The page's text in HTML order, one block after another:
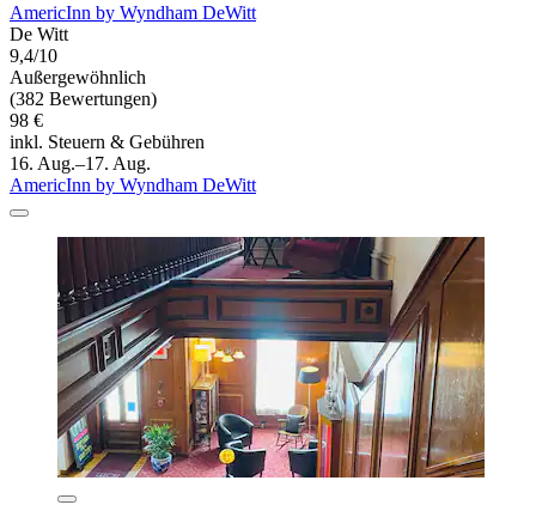
AmericInn by Wyndham DeWitt
De Witt
9,4/10
Außergewöhnlich
(382 Bewertungen)
98 €
inkl. Steuern & Gebühren
16. Aug.–17. Aug.
AmericInn by Wyndham DeWitt